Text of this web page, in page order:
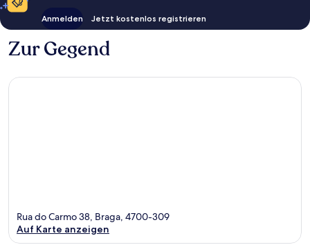
Anmelden Jetzt kostenlos registrieren
Zur Gegend
Rua do Carmo 38, Braga, 4700-309
Auf Karte anzeigen